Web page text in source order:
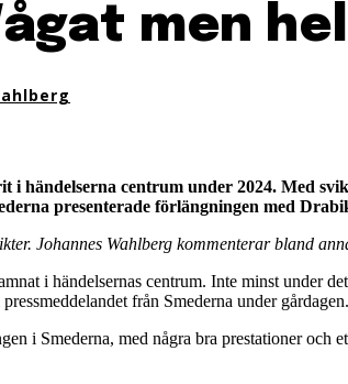
men
händelserna centrum under 2024. Med
presenterade förlängningen med
Johannes Wahlberg kommenterar bland
i händelsernas centrum. Inte minst under
från Smederna under gårdagen.
i Smederna, med några bra prestationer och